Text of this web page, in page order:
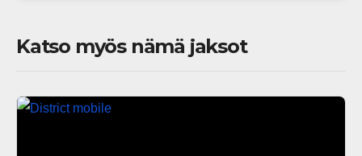
Katso myös nämä jaksot